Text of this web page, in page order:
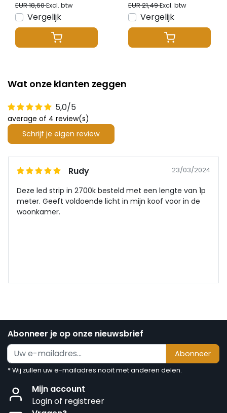
EUR 18,60Excl. btw
Vergelijk
EUR 21,49Excl. btw
Vergelijk
Wat onze klanten zeggen
5,0/5
average of 4 review(s)
Schrijf je eigen review
Rudy 23/03/2024
Deze led strip in 2700k besteld met een lengte van 1p
meter. Geeft voldoende licht in mijn koof voor in de
woonkamer.
Abonneer je op onze nieuwsbrief
Abonneer
* Wij zullen uw e-mailadres nooit met anderen delen.
Mijn account
Login of registreer